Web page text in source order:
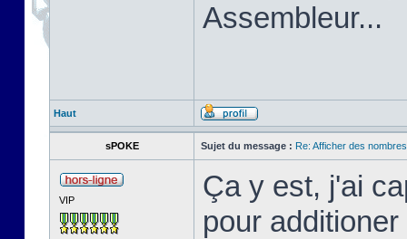
Assembleur...
Haut
sPOKE Sujet du message : Re: Afficher des
VIP
Ça y est, j'ai
pour